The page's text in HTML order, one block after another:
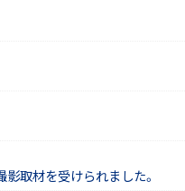
影取材を受けられました。